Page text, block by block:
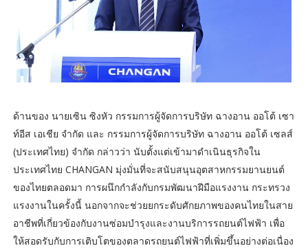
ด้านของ นายเซิน ซิงหัว กรรมการผู้จัดการบริษัท ฉางอาน ออโต้ เซา
ท์อีส เอเชีย จำกัด และ กรรมการผู้จัดการบริษัท ฉางอาน ออโต้ เซลส์
(ประเทศไทย) จำกัด กล่าวว่า นับตั้งแต่เข้ามาดำเนินธุรกิจใน
ประเทศไทย CHANGAN มุ่งมั่นที่จะสนับสนุนอุตสาหกรรมยานยนต์
ของไทยตลอดมา การผนึกกำลังกับกรมพัฒนาฝีมือแรงงาน กระทรวง
แรงงานในครั้งนี้ นอกจากจะช่วยยกระดับศักยภาพของคนไทยในสาย
อาชีพที่เกี่ยวข้องกับงานซ่อมบำรุงและงานบริการรถยนต์ไฟฟ้า เพื่อ
ให้สอดรับกับการเติบโตของตลาดรถยนต์ไฟฟ้าที่เพิ่มขึ้นอย่างต่อเนื่อง